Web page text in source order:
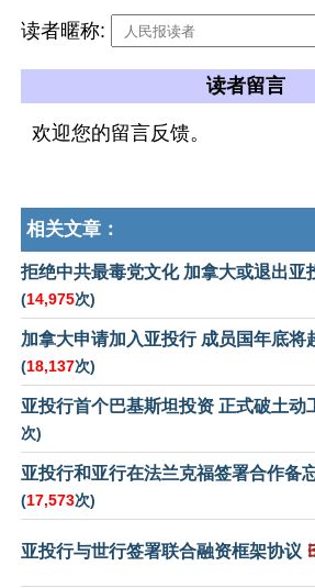
读者暱称:
读者留言
欢迎您的留言反馈。
相关文章：
拒绝中共最毒党文化 加拿大或退出亚
(14,975次)
加拿大申请加入亚投行 成员国年底将
(18,137次)
亚投行首个巴基斯坦投资 正式破土动
次)
亚投行和亚行在法兰克福签署合作备
(17,573次)
亚投行与世行签署联合融资框架协议